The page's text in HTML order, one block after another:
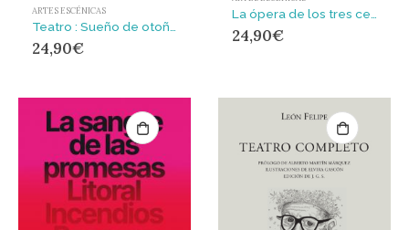
ARTES ESCÉNICAS
Teatro : Sueño de otoño. Invierno. Soy el viento. Viento fuerte
24,90€
La ópera de los tres centavos : B
24,90€